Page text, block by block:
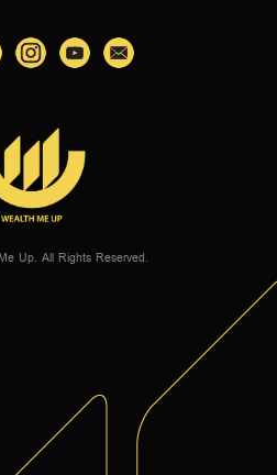
Up. All Rights Reserved.